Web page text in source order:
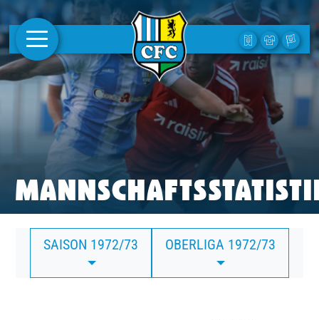
AKTUELLES
1. MANNSCHAFT
FRAUEN
CAMPUS
CLUB
CLUBMITGLIEDSCHAFT
BUSINESS
SAISON 1972/73 OBERLIGA 1972/73